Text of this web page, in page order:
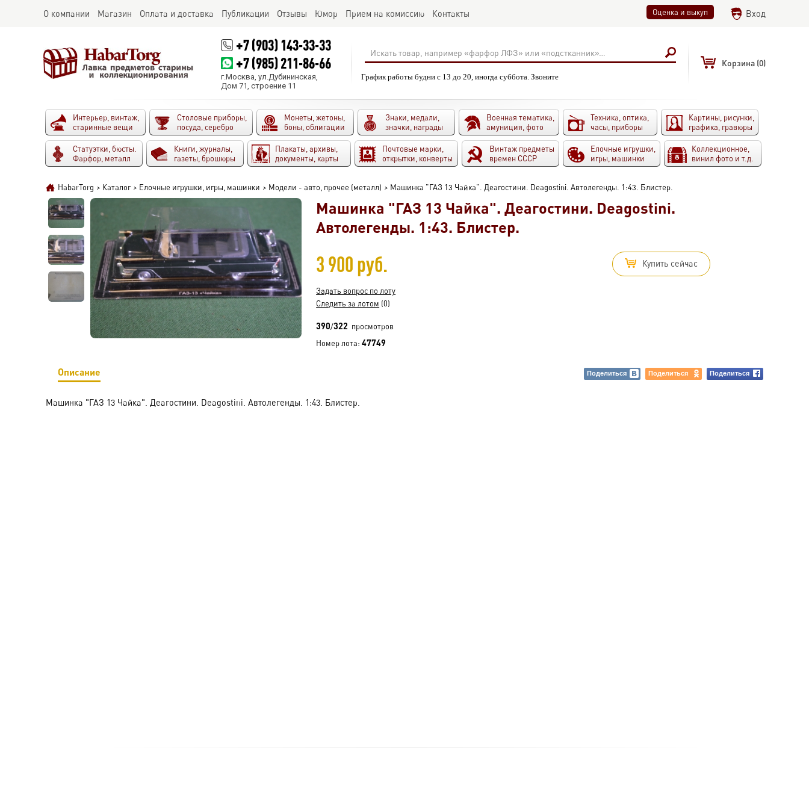
О компании Магазин Оплата и доставка Публикации Отзывы Юмор Прием на комиссию Контакты Оценка и выкуп Вход
+7 (903) 143-33-33
+7 (985) 211-86-66
г.Москва, ул.Дубининская,
Дом 71, строение 11
График работы будни с 13 до 20, иногда суббота. Звоните
Корзина (0)
Интерьер, винтаж,
старинные вещи
Столовые приборы,
посуда, серебро
Монеты, жетоны,
боны, облигации
Знаки, медали,
значки, награды
Военная тематика,
амуниция, фото
Техника, оптика,
часы, приборы
Картины, рисунки,
графика, гравюры
Статуэтки, бюсты.
Фарфор, металл
Книги, журналы,
газеты, брошюры
Плакаты, архивы,
документы, карты
Почтовые марки,
открытки, конверты
Винтаж предметы
времен СССР
Елочные игрушки,
игры, машинки
Коллекционное,
винил фото и т.д.
HabarTorg > Каталог > Елочные игрушки, игры, машинки > Модели - авто, прочее (металл) > Машинка "ГАЗ 13 Чайка". Деагостини. Deagostini. Автолегенды. 1:43. Блистер.
Машинка "ГАЗ 13 Чайка". Деагостини. Deagostini.
Автолегенды. 1:43. Блистер.
3 900 руб. Купить сейчас
Задать вопрос по лоту
Следить за лотом (0)
390/322 просмотров
Номер лота:47749
Описание Поделиться Поделиться Поделиться
Машинка "ГАЗ 13 Чайка". Деагостини. Deagostini. Автолегенды. 1:43. Блистер.